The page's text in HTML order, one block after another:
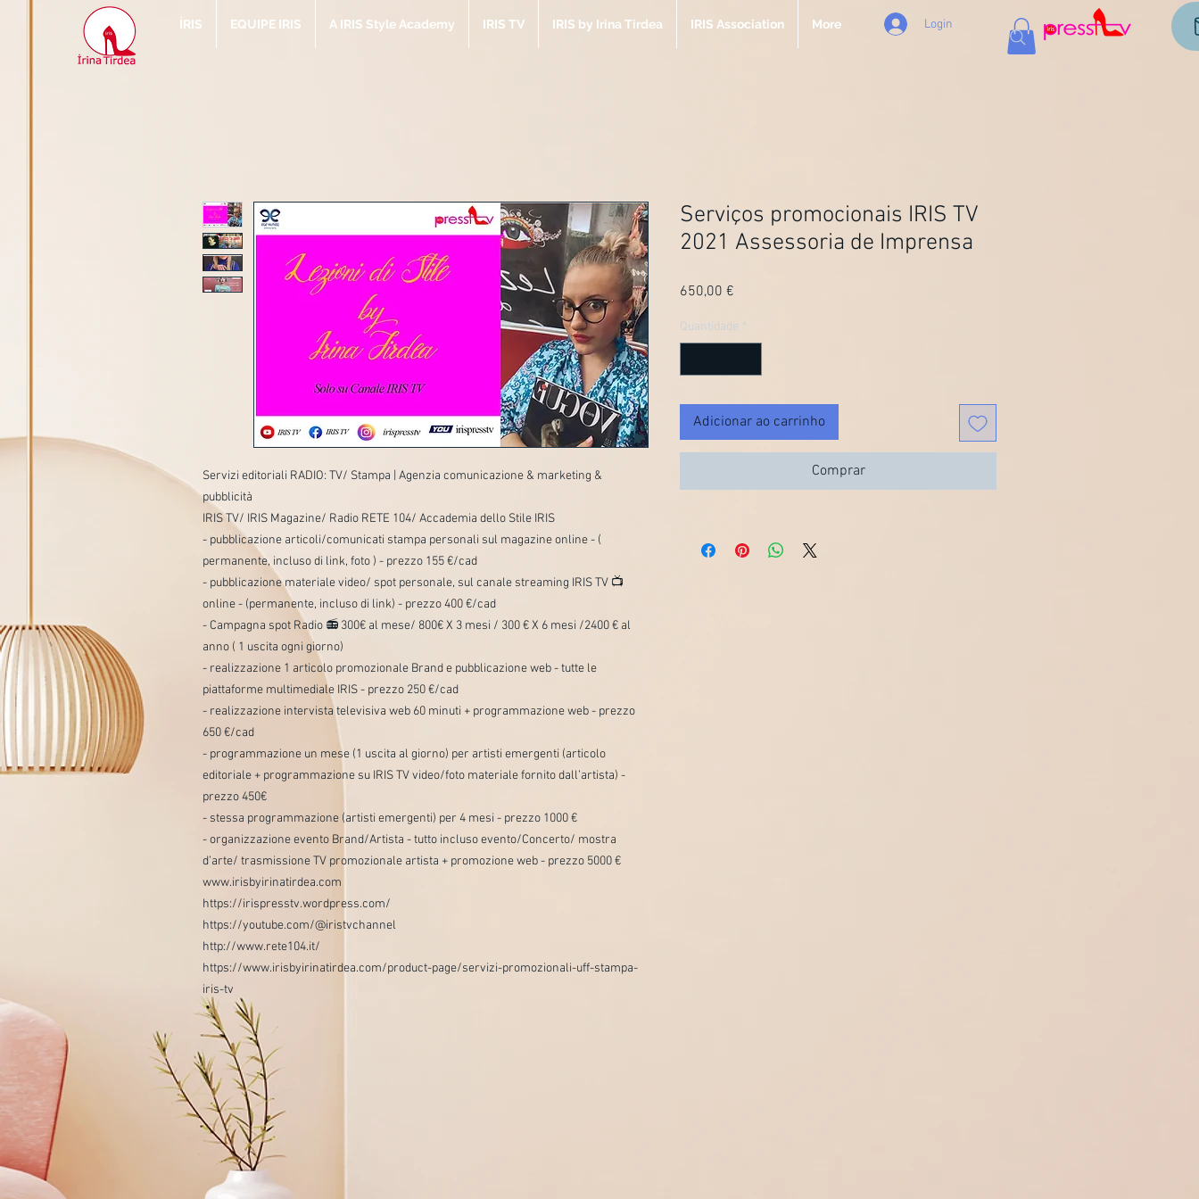
ÍRIS EQUIPE IRIS A IRIS Style Academy IRIS TV IRIS by Irina Tirdea IRIS Association More Login
Servizi editoriali RADIO: TV/ Stampa | Agenzia comunicazione & marketing &
pubblicità
IRIS TV/ IRIS Magazine/ Radio RETE 104/ Accademia dello Stile IRIS
- pubblicazione articoli/comunicati stampa personali sul magazine online - (
permanente, incluso di link, foto ) - prezzo 155 €/cad
- pubblicazione materiale video/ spot personale, sul canale streaming IRIS TV 📺
online - (permanente, incluso di link) - prezzo 400 €/cad
- Campagna spot Radio 📻 300€ al mese/ 800€ X 3 mesi / 300 € X 6 mesi /2400 € al
anno ( 1 uscita ogni giorno)
- realizzazione 1 articolo promozionale Brand e pubblicazione web - tutte le
piattaforme multimediale IRIS - prezzo 250 €/cad
- realizzazione intervista televisiva web 60 minuti + programmazione web - prezzo
650 €/cad
- programmazione un mese (1 uscita al giorno) per artisti emergenti (articolo
editoriale + programmazione su IRIS TV video/foto materiale fornito dall’artista) -
prezzo 450€
- stessa programmazione (artisti emergenti) per 4 mesi - prezzo 1000 €
- organizzazione evento Brand/Artista - tutto incluso evento/Concerto/ mostra
d’arte/ trasmissione TV promozionale artista + promozione web - prezzo 5000 €
www.irisbyirinatirdea.com
https://irispresstv.wordpress.com/
https://youtube.com/@iristvchannel
http://www.rete104.it/
https://www.irisbyirinatirdea.com/product-page/servizi-promozionali-uff-stampa-
iris-tv
Serviços promocionais IRIS TV
2021 Assessoria de Imprensa
650,00 €
Quantidade *
Adicionar ao carrinho
Comprar